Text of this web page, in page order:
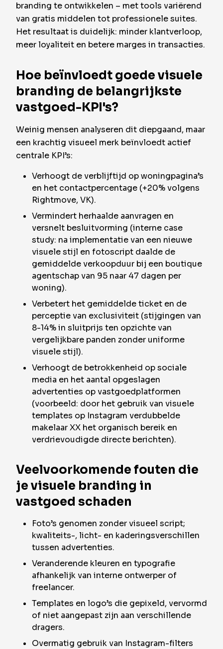
branding te ontwikkelen – met tools variërend
van gratis middelen tot professionele suites.
Het resultaat is duidelijk: minder klantverloop,
meer loyaliteit en betere marges in transacties.
Hoe beïnvloedt goede visuele
branding de belangrijkste
vastgoed-KPI's?
Weinig mensen analyseren dit diepgaand, maar
een krachtig visueel merk beïnvloedt actief
centrale KPI’s:
Verhoogt de verblijftijd op woningpagina’s
en het contactpercentage (+20% volgens
Rightmove, VK).
Vermindert herhaalde aanvragen en
versnelt besluitvorming (interne case
study: na implementatie van een nieuwe
visuele stijl en fotoscript daalde de
gemiddelde verkoopduur bij een boutique
agentschap van 95 naar 47 dagen per
woning).
Verbetert het gemiddelde ticket en de
perceptie van exclusiviteit (stijgingen van
8-14% in sluitprijs ten opzichte van
vergelijkbare panden zonder uniforme
visuele stijl).
Verhoogt de betrokkenheid op sociale
media en het aantal opgeslagen
advertenties op vastgoedplatformen
(voorbeeld: door het gebruik van visuele
templates op Instagram verdubbelde
makelaar XX het organisch bereik en
verdrievoudigde directe berichten).
Veelvoorkomende fouten die
je visuele branding in
vastgoed schaden
Foto’s genomen zonder visueel script;
kwaliteits-, licht- en kaderingsverschillen
tussen advertenties.
Veranderende kleuren en typografie
afhankelijk van interne ontwerper of
freelancer.
Templates en logo’s die gepixeld, vervormd
of niet aangepast zijn aan verschillende
dragers.
Overmatig gebruik van Instagram-filters